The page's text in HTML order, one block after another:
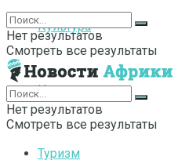
Культура
Интернет
Туризм
Нет результатов
Смотреть все результаты
Нет результатов
Смотреть все результаты